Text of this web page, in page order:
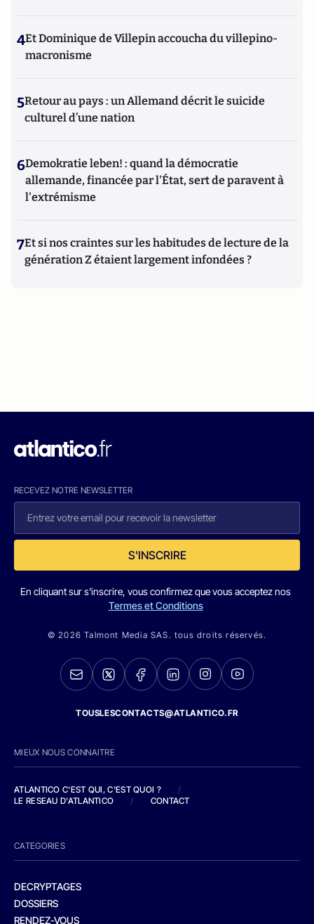
4Et Dominique de Villepin accoucha du villepino-
macronisme
5Retour au pays : un Allemand décrit le suicide
culturel d’une nation
6Demokratie leben! : quand la démocratie
allemande, financée par l'État, sert de paravent à
l'extrémisme
7Et si nos craintes sur les habitudes de lecture de la
génération Z étaient largement infondées ?
RECEVEZ NOTRE NEWSLETTER
S'INSCRIRE
En cliquant sur s'inscrire, vous confirmez que vous acceptez nos
Termes et Conditions
© 2026 Talmont Media SAS. tous droits réservés.
TOUSLESCONTACTS@ATLANTICO.FR
MIEUX NOUS CONNAITRE
ATLANTICO C'EST QUI, C'EST QUOI ?
/
LE RESEAU D'ATLANTICO
/ CONTACT
CATEGORIES
DECRYPTAGES
DOSSIERS
RENDEZ-VOUS